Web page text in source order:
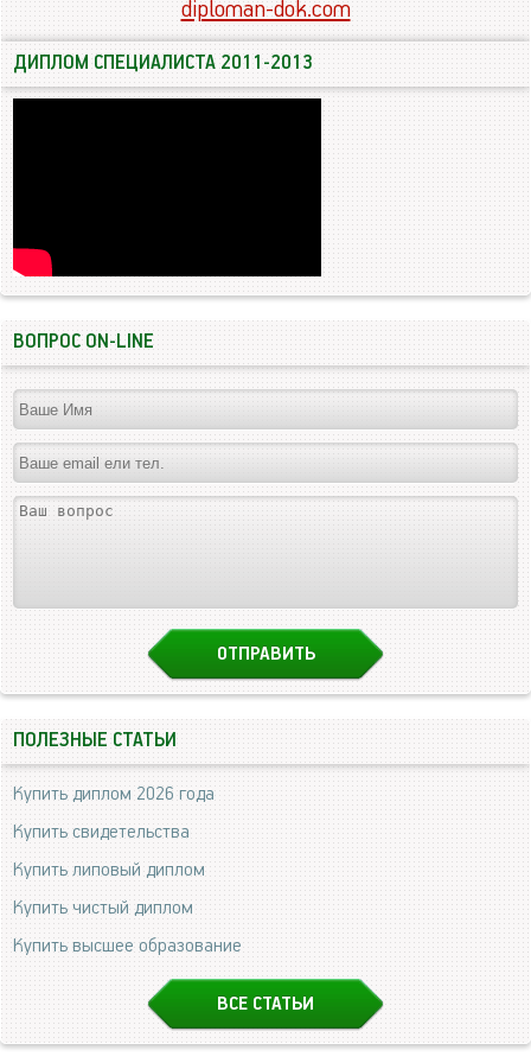
diploman-dok.com
ДИПЛОМ СПЕЦИАЛИСТА 2011-2013
ВОПРОС ON-LINE
ПОЛЕЗНЫЕ СТАТЬИ
Купить диплом 2026 года
Купить свидетельства
Купить липовый диплом
Купить чистый диплом
Купить высшее образование
ВСЕ СТАТЬИ